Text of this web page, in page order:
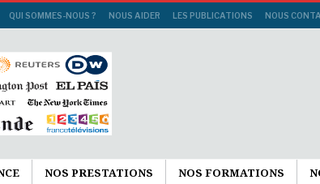
QUI SOMMES-NOUS ? NOUS AIDER LES PUBLICATIONS NOUS
NOS PRESTATIONS NOS FORMATIONS